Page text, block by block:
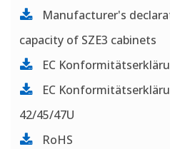
Manufacturer's
capacity of SZE3 cabinets
EC
EC
42/45/47U
RoHS